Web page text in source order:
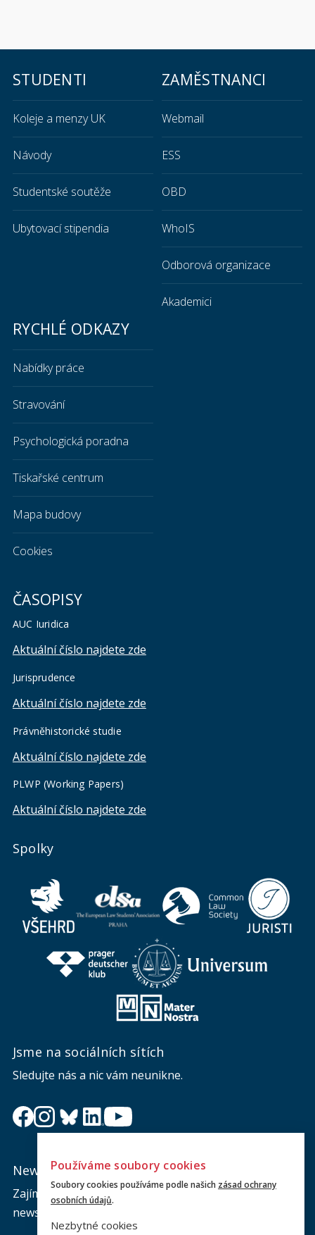
STUDENTI
Koleje a menzy UK
Návody
Studentské soutěže
Ubytovací stipendia
ZAMĚSTNANCI
Webmail
ESS
OBD
WhoIS
Odborová organizace
Akademici
RYCHLÉ ODKAZY
Nabídky práce
Stravování
Psychologická poradna
Tiskařské centrum
Mapa budovy
Cookies
ČASOPISY
AUC Iuridica
Aktuální číslo najdete zde
Jurisprudence
Aktuální číslo najdete zde
Právněhistorické studie
Aktuální číslo najdete zde
PLWP (Working Papers)
Aktuální číslo najdete zde
Spolky
Jsme na sociálních sítích
Sledujte nás a nic vám neunikne.
Newsletter
Zajímá vás dění na fakultě? Přihlaste se k odběru
newsletteru a buďte s námi v kontaktu.
Používáme soubory cookies
Soubory cookies používáme podle našich zásad ochrany
osobních údajů.
Nezbytné cookies